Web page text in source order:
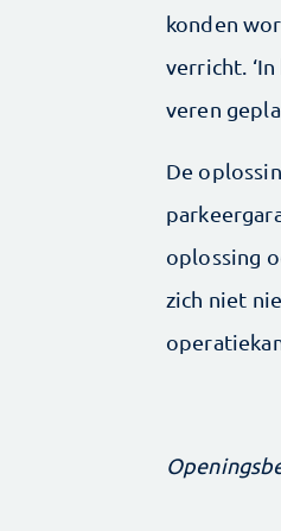
konden
verricht.
veren
De
oplossing
zich niet